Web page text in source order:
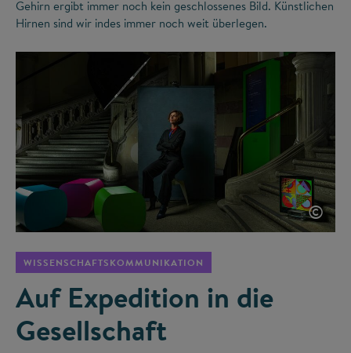
Gehirn ergibt immer noch kein geschlossenes Bild. Künstlichen
Hirnen sind wir indes immer noch weit überlegen.
©
WISSENSCHAFTSKOMMUNIKATION
Auf Expedition in die
Gesellschaft